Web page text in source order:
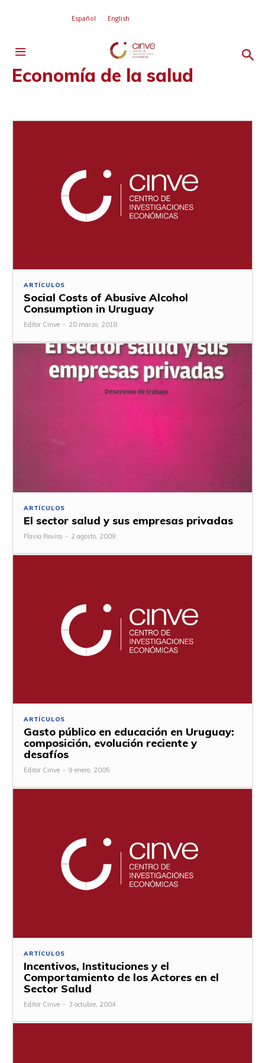
Español English
Economía de la salud
ARTÍCULOS
Social Costs of Abusive Alcohol
Consumption in Uruguay
Editor Cinve - 20 marzo, 2018
ARTÍCULOS
El sector salud y sus empresas privadas
Flavia Rovira - 2 agosto, 2009
ARTÍCULOS
Gasto público en educación en Uruguay:
composición, evolución reciente y
desafíos
Editor Cinve - 9 enero, 2005
ARTÍCULOS
Incentivos, Instituciones y el
Comportamiento de los Actores en el
Sector Salud
Editor Cinve - 3 octubre, 2004